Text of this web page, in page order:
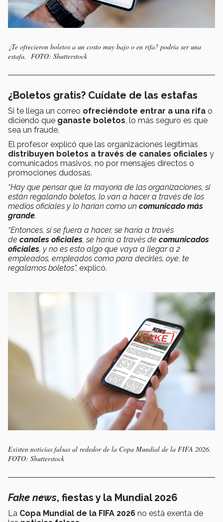
¿Te ofrecieron boletos a un costo muy bajo o en rifa? podría ser una
estafa. FOTO: Shutterstock
¿Boletos gratis? Cuídate de las estafas
Si te llega un correo ofreciéndote entrar a una rifa o
diciendo que ganaste boletos, lo más seguro es que
sea un fraude.
El profesor explicó que las organizaciones legítimas
distribuyen boletos a través de canales oficiales y
comunicados masivos, no por mensajes directos o
promociones dudosas.
“Hay que pensar que la mayoría de las organizaciones, si
están regalando boletos, lo van a hacer a través de los
medios oficiales y lo harían como un comunicado más
grande.
“Entonces, si se fuera a hacer, se haría a través
de canales oficiales, se haría a través de comunicados
oficiales, y no es esto algo que vaya a llegar a 2
empleados, empleados como para decirles, oye, te
regalamos boletos”, explicó.
Existen noticias falsas al rededor de la Copa Mundial de la FIFA 2026.
FOTO: Shutterstock
Fake news, fiestas y la Mundial 2026
La Copa Mundial de la FIFA 2026 no está exenta de